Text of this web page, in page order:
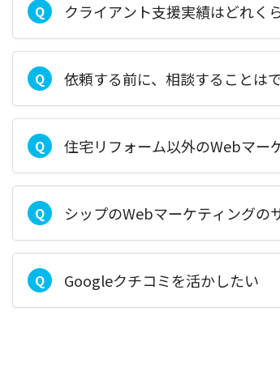
Q クライアント支援実績はどれく
Q 依頼する前に、相談することは
Q 住宅リフォーム以外のWebマー
Q シップのWebマーケティングの
Q Googleクチコミを活かしたい